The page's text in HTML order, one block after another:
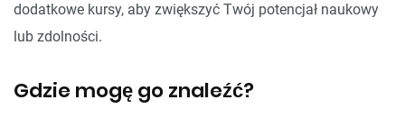
dodatkowe kursy, aby zwiększyć Twój potencjał naukowy
lub zdolności.
Gdzie mogę go znaleźć?